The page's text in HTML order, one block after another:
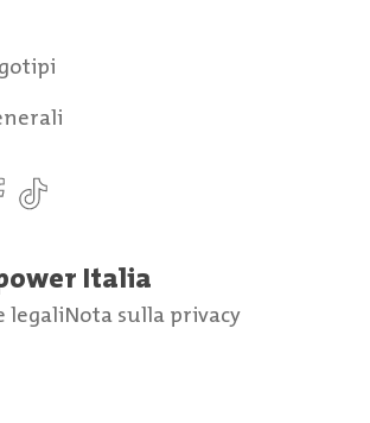
Italia
legaliNota sulla privacy